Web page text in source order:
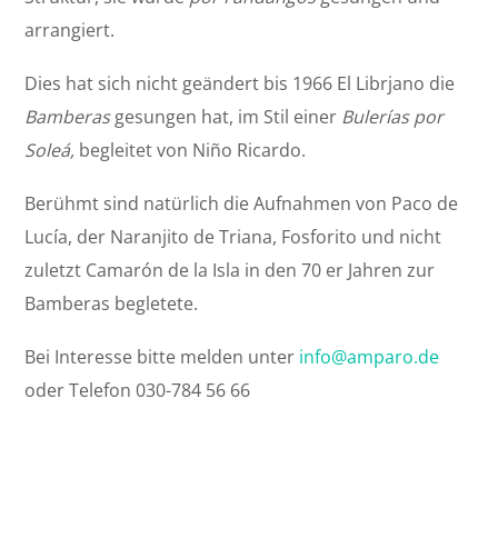
arrangiert.
Dies hat sich nicht geändert bis 1966 El Librjano die
Bamberasgesungen hat, im Stil einer Bulerías por
Soleá, begleitet von Niño Ricardo.
Berühmt sind natürlich die Aufnahmen von Paco de
Lucía, der Naranjito de Triana, Fosforito und nicht
zuletzt Camarón de la Isla in den 70 er Jahren zur
Bamberas begletete.
Bei Interesse bitte melden unter info@amparo.de
oder Telefon 030-784 56 66